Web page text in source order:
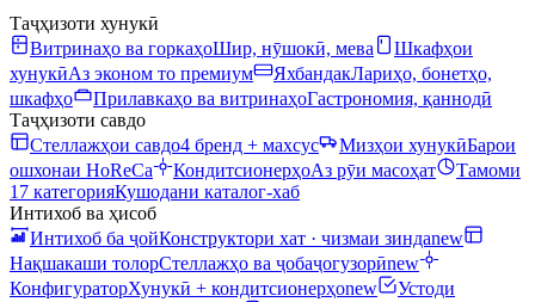
Таҷҳизоти хунукӣ
Витринаҳо ва горкаҳоШир, нӯшокӣ, мева
Шкафҳои
хунукӣАз эконом то премиум ЯхбандакЛариҳо, бонетҳо,
шкафҳо
Прилавкаҳо ва витринаҳоГастрономия, қаннодӣ
Таҷҳизоти савдо
Стеллажҳои савдо4 бренд + махсус Мизҳои хунукӣБарои
ошхонаи HoReCa
КондитсионерҳоАз рӯи масоҳат
Тамоми
17 категорияКушодани каталог-хаб
Интихоб ва ҳисоб
Интихоб ба ҷойКонструктори хат · чизмаи зиндаnew
Нақшакаши толорСтеллажҳо ва ҷобаҷогузорӣnew
КонфигураторХунукӣ + кондитсионерҳоnew
Устоди